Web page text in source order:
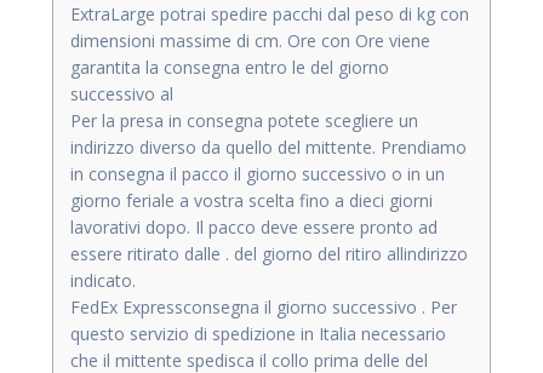
ExtraLarge potrai spedire pacchi dal peso di kg con
dimensioni massime di cm. Ore con Ore viene
garantita la consegna entro le del giorno
successivo al
Per la presa in consegna potete scegliere un
indirizzo diverso da quello del mittente. Prendiamo
in consegna il pacco il giorno successivo o in un
giorno feriale a vostra scelta fino a dieci giorni
lavorativi dopo. Il pacco deve essere pronto ad
essere ritirato dalle . del giorno del ritiro allindirizzo
indicato.
FedEx Expressconsegna il giorno successivo . Per
questo servizio di spedizione in Italia necessario
che il mittente spedisca il collo prima delle del